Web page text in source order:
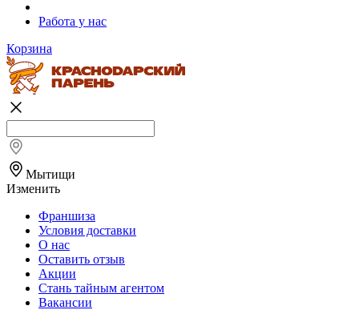
Работа у нас
Корзина
Мытищи
Изменить
Франшиза
Условия доставки
О нас
Оставить отзыв
Акции
Стань тайным агентом
Вакансии